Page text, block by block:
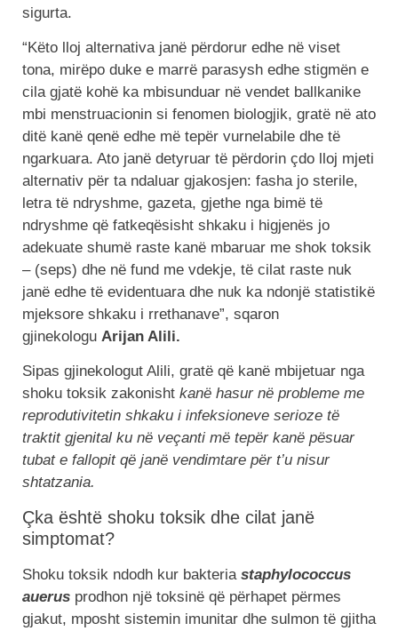
sigurta.
“Këto lloj alternativa janë përdorur edhe në viset
tona, mirëpo duke e marrë parasysh edhe stigmën e
cila gjatë kohë ka mbisunduar në vendet ballkanike
mbi menstruacionin si fenomen biologjik, gratë në ato
ditë kanë qenë edhe më tepër vurnelabile dhe të
ngarkuara. Ato janë detyruar të përdorin çdo lloj mjeti
alternativ për ta ndaluar gjakosjen: fasha jo sterile,
letra të ndryshme, gazeta, gjethe nga bimë të
ndryshme që fatkeqësisht shkaku i higjenës jo
adekuate shumë raste kanë mbaruar me shok toksik
– (seps) dhe në fund me vdekje, të cilat raste nuk
janë edhe të evidentuara dhe nuk ka ndonjë statistikë
mjeksore shkaku i rrethanave”, sqaron
gjinekologu Arijan Alili.
Sipas gjinekologut Alili, gratë që kanë mbijetuar nga
shoku toksik zakonisht kanë hasur në probleme me
reprodutivitetin shkaku i infeksioneve serioze të
traktit gjenital ku në veçanti më tepër kanë pësuar
tubat e fallopit që janë vendimtare për t’u nisur
shtatzania.
Çka është shoku toksik dhe cilat janë
simptomat?
Shoku toksik ndodh kur bakteria staphylococcus
auerus prodhon një toksinë që përhapet përmes
gjakut, mposht sistemin imunitar dhe sulmon të gjitha